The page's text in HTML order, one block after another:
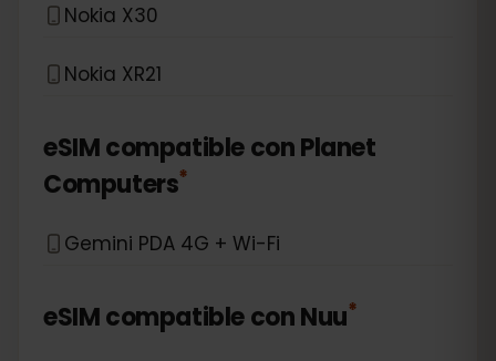
Nokia X30
Nokia XR21
eSIM compatible conPlanet
Computers*
Gemini PDA 4G + Wi-Fi
eSIM compatible conNuu*